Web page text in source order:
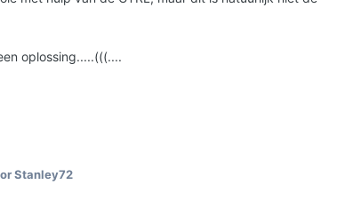
oplossing.....(((....
Stanley72